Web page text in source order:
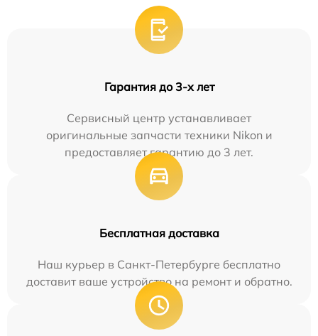
Гарантия до 3-х лет
Сервисный центр устанавливает
оригинальные запчасти техники Nikon и
предоставляет гарантию до 3 лет.
Бесплатная доставка
Наш курьер в Санкт-Петербурге бесплатно
доставит ваше устройство на ремонт и обратно.